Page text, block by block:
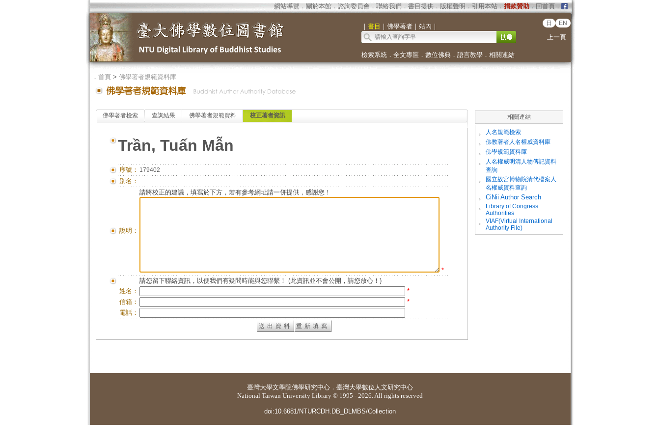
網站導覽 ． 關於本館． 諮詢委員會． 聯絡我們 ． 書目提供． 版權聲明 ． 引用本站． 捐款贊助．回首頁．
｜ 書目 ｜ 佛學著者｜ 站內 ｜ 日 EN
上一頁
檢索系統． 全文專區 ． 數位佛典． 語言教學． 相關連結
． 首頁> 佛學著者規範資料庫
佛學著者檢索 查詢結果 佛學著者規範資料 校正著者資訊
Trần, Tuấn Mẫn
序號： 179402
別名：
說明：
請將校正的建議，填寫於下方，若有參考網址請一併提供，感謝您！
*
請您留下聯絡資訊，以便我們有疑問時能與您聯繫！ (此資訊並不會公開，請您放心！)
姓名：
*
信箱：
*
電話：
相關連結
。 人名規範檢索
。 佛教著者人名權威資料庫
。 佛學規範資料庫
。
人名權威明清人物傳記資料
查詢
。
國立故宮博物院清代檔案人
名權威資料查詢
。
CiNii Author Search
。
Library of Congress
Authorities
。
VIAF(Virtual International
Authority File)
臺灣大學文學院佛學研究中心 ． 臺灣大學數位人文研究中心
National Taiwan University Library © 1995 - 2026. All rights reserved
doi:10.6681/NTURCDH.DB_DLMBS/Collection